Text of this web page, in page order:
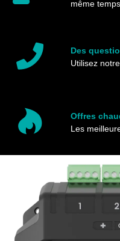
même temps
Des
Utilisez
Offres
Les